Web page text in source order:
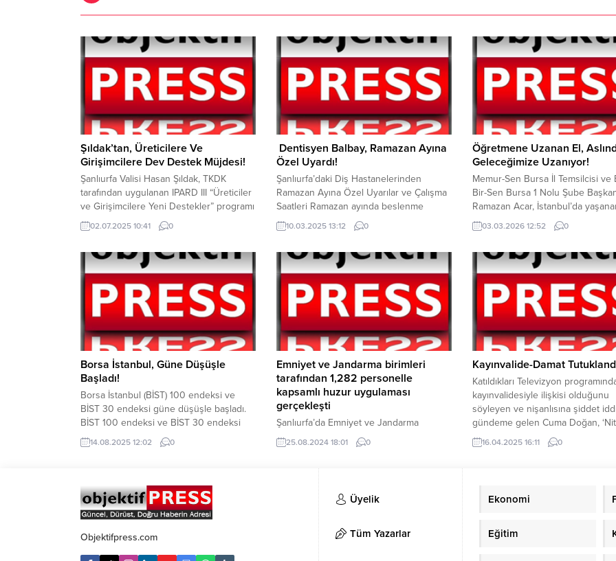
Şıldak’tan, Üreticilere Ve
Girişimcilere Dev Destek Müjdesi!
Şanlıurfa Valisi Hasan Şıldak, TKDK
tarafından uygulanan IPARD III “Üreticiler
ve Girişimcilere Yeni Destekler” programı
başvurularının başladığını duyurdu. Şıldak
sosyal medya hesabı üzerinden yaptığı
paylaştı. Tarım Ve Kırsal Kalkınmayı
Destekleme Kurumu, (TKDK) tarafından
uygulanan IPARD III “Üreticiler ve
Girişimcilere Yeni Destekler” programı
başvuruları başladı. Modern üretim,...
02.07.2025 10:41 0
Dentisyen Balbay, Ramazan Ayına
Özel Uyardı!
Şanlıurfa’daki Diş Hastanelerinden
Ramazan Ayına Özel Uyarılar ve Çalışma
Saatleri Ramazan ayında beslenme
düzeninin değişmesi ve uzun saatler
boyunca aç kalınması, ağız ve diş
Uzmanlar, bu süreçte diş bakımına ekstra
özen gösterilmesi gerektiğini
vurgularken, Şanlıurfa’daki diş
hastaneleri de Ramazan ayına özel
çalışma saatlerini duyurdu....
10.03.2025 13:12 0
Öğretmene Uzanan El,
Geleceğimize Uzanıyor!
Memur-Sen Bursa İl Temsilcisi ve
Bir-Sen Bursa 1 Nolu Şube
Ramazan Acar, İstanbul’da
menfur saldırı sonrası meslektaşı
Nur Çelik’in hayatını
uzanan el, aslında geleceğimize
uzanmıştır” diyen Acar, yetkililere
güvenlik önlemlerinin acilen
çağrısında bulundu. Memur-Sen
Temsilcisi ve Eğitim-Bir-Sen Bursa
03.03.2026 12:52 0
Borsa İstanbul, Güne Düşüşle
Başladı!
Borsa İstanbul (BİST) 100 endeksi ve
BİST 30 endeksi güne düşüşle başladı.
BİST 100 endeksi ve BİST 30 endeksi
güne düşüşle başladı. Dün kapanışını
10.949 puandan yapan BİST 100 endeksi
10.910 puandan işlem görüyor. BİST 30
endeksi ise...
14.08.2025 12:02 0
Emniyet ve Jandarma birimleri
tarafından 1,282 personelle
kapsamlı huzur uygulaması
gerçekleşti
Şanlıurfa’da Emniyet ve Jandarma
Birimleri Tarafından Huzur Uygulaması
Gerçekleştirildi. Şanlıurfa genelinde
1.282 kolluk personelinin katılımıyla geniş
kapsamlı bir huzur uygulaması
gerçekleştirildi. Uygulama sırasında
22.144 kişi sorgulandı, 7.148 araç kontrol
edildi ve 442 işyeri denetlendi.
Denetimlerde 239 araca para cezası
25.08.2024 18:01 0
Kayınvalide-Damat
Katıldıkları Televizyon
kayınvalidesiyle ilişkisi olduğunu
söyleyen ve nişanlısına şiddet
gündeme gelen Cuma Doğan,
tehdit’ suçundan tutuklandı.
Güldane Şahin de aynı suçtan
16.04.2025 16:11 0
Objektifpress.com
Üyelik
Tüm Yazarlar
Ekonomi
Eğitim